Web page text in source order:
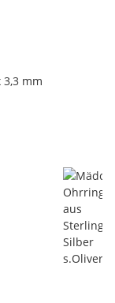
3,3 mm